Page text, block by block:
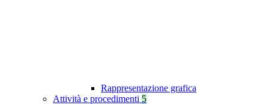
Rappresentazione grafica
Attività e procedimenti 5